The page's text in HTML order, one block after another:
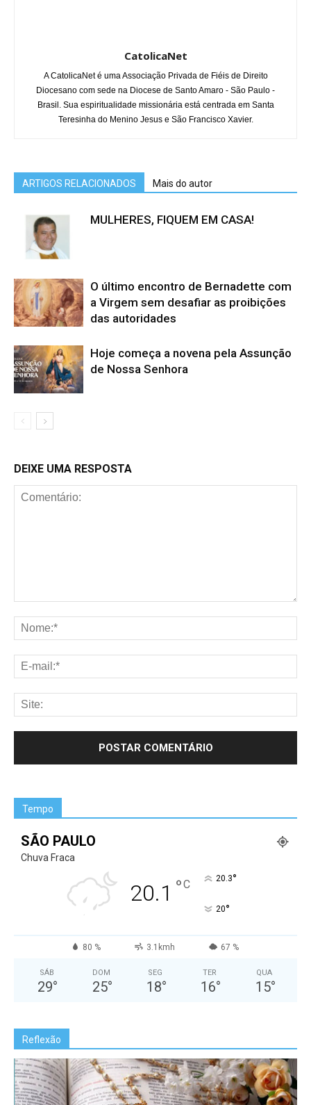
CatolicaNet
A CatolicaNet é uma Associação Privada de Fiéis de Direito
Diocesano com sede na Diocese de Santo Amaro - São Paulo -
Brasil. Sua espiritualidade missionária está centrada em Santa
Teresinha do Menino Jesus e São Francisco Xavier.
ARTIGOS RELACIONADOS Mais do autor
MULHERES, FIQUEM EM CASA!
O último encontro de Bernadette com
a Virgem sem desafiar as proibições
das autoridades
Hoje começa a novena pela Assunção
de Nossa Senhora
DEIXE UMA RESPOSTA
Tempo
SÃO PAULO
Chuva Fraca
20.1 °C 20.3°
20°
80 % 3.1kmh 67 %
SÁB
29°
DOM
25°
SEG
18°
TER
16°
QUA
15°
Reflexão